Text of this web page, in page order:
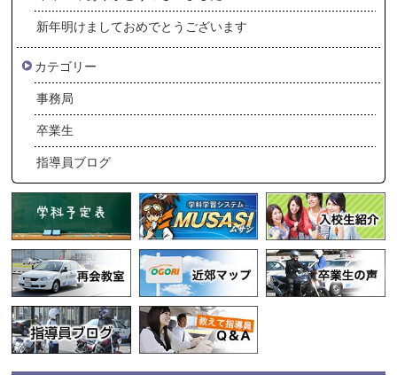
新年明けましておめでとうございます
カテゴリー
事務局
卒業生
指導員ブログ